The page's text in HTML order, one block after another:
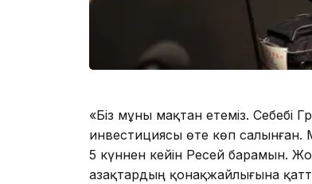
«Біз мұны мақтан етеміз. Себебі
инвестициясы өте көп салынған.
5 күннен кейін Ресей барамын.
Қазақтардың қонақжайлығына